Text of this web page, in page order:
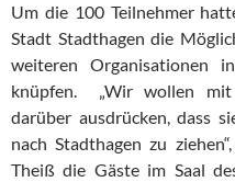
Um die 100 Teilnehmer
Stadt Stadthagen die
weiteren Organisationen
knüpfen. „Wir wollen mit
darüber ausdrücken, dass
nach Stadthagen zu
Theiß die Gäste im Saal